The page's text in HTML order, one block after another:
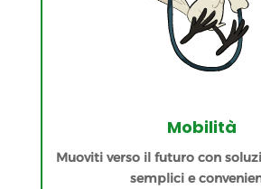
Mobilità
Muoviti verso il futuro con
semplici e